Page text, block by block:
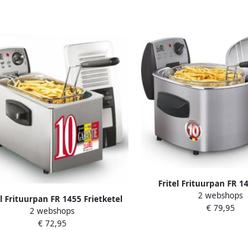
Frituurpan FR 1455 Frietketel
Friteuse Koude Zone
Frituurketel met Kijkvenster
2 webshops
€ 72,95
Fritel Frituurpan FR
Friteuse met
Zone 3-5 Personen
2 webshops
€ 79,95